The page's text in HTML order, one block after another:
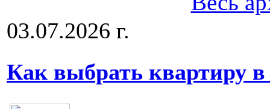
03.07.2026 г.
Как выбрать квартиру в